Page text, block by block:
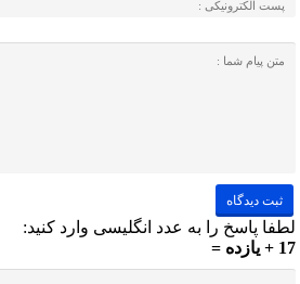
لطفا پاسخ را به عدد انگلیسی وارد کنید:
17 + یازده =